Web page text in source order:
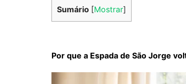
Sumário [Mostrar]
Por que a Espada de São Jorge